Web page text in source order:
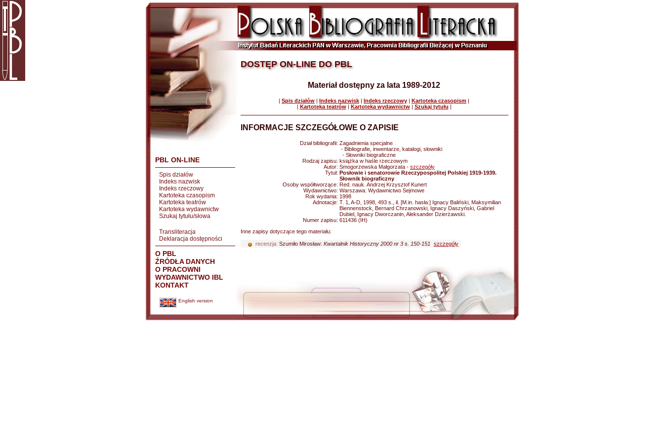
PBL ON-LINE
Spis działów
Indeks nazwisk
Indeks rzeczowy
Kartoteka czasopism
Kartoteka teatrów
Kartoteka wydawnictw
Szukaj tytułu/słowa
Transliteracja
Deklaracja dostępności
O PBL
ŹRÓDŁA DANYCH
O PRACOWNI
WYDAWNICTWO IBL
KONTAKT
English version
DOSTĘP ON-LINE DO PBL
Materiał dostępny za lata 1989-2012
| Spis działów | Indeks nazwisk | Indeks rzeczowy | Kartoteka czasopism |
| Kartoteka teatrów| Kartoteka wydawnictw| Szukaj tytułu |
INFORMACJE SZCZEGÓŁOWE O ZAPISIE
Dział bibliografii: Zagadnienia specjalne
- Bibliografie, inwentarze, katalogi, słowniki
- Słowniki biograficzne
Rodzaj zapisu: książka w haśle rzeczowym
Autor: Smogorzewska Małgorzata - szczegóły
Tytuł: Posłowie i senatorowie Rzeczypospolitej Polskiej 1919-1939.
Słownik biograficzny
Osoby współtworzące: Red. nauk. Andrzej Krzysztof Kunert
Wydawnictwo: Warszawa: Wydawnictwo Sejmowe
Rok wydania: 1998
Adnotacje: T. 1, A-D, 1998, 493 s., il. [M.in. hasła:] Ignacy Baliński, Maksymilian
Biennenstock, Bernard Chrzanowski, Ignacy Daszyński, Gabriel
Dubiel, Ignacy Dworczanin, Aleksander Dzierżawski.
Numer zapisu: 611436 (IH)
Inne zapisy dotyczące tego materiału:
recenzja: Szumiło Mirosław: Kwartalnik Historyczny 2000 nr 3 s. 150-151 szczegóły